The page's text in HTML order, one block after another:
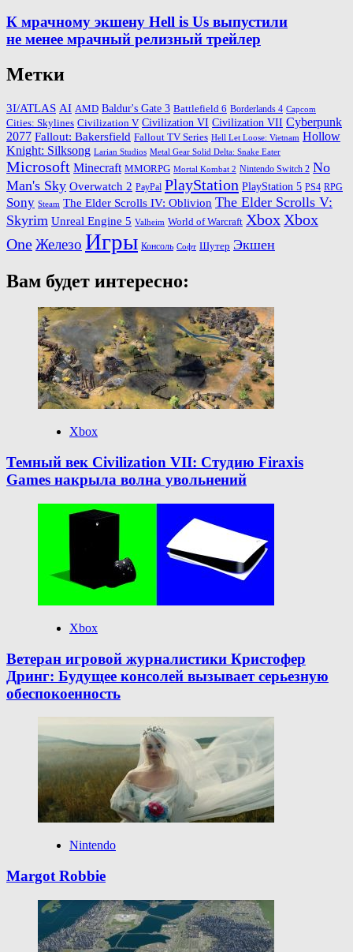
К мрачному экшену Hell is Us выпустили
не менее мрачный релизный трейлер
Метки
3I/ATLAS AI AMD Baldur's Gate 3 Battlefield 6 Borderlands 4 Capcom
Cities: Skylines Civilization V Civilization VI Civilization VII Cyberpunk
2077 Fallout: Bakersfield Fallout TV Series Hell Let Loose: Vietnam Hollow
Knight: Silksong Larian Studios Metal Gear Solid Delta: Snake Eater
Microsoft Minecraft MMORPG Mortal Kombat 2 Nintendo Switch 2 No
Man's Sky Overwatch 2 PayPal PlayStation PlayStation 5 PS4 RPG
Sony Steam The Elder Scrolls IV: Oblivion The Elder Scrolls V:
Skyrim Unreal Engine 5 Valheim World of Warcraft Xbox Xbox
OneЖелезо Игры Консоль Софт Шутер Экшен
Вам будет интересно:
Xbox
Темный век Civilization VII: Студию Firaxis
Games накрыла волна увольнений
Xbox
Ветеран игровой журналистики Кристофер
Дринг: Будущее консолей вызывает серьезную
обеспокоенность
Nintendo
Margot Robbie